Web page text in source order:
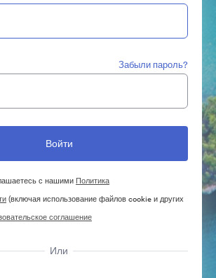
Забыли пароль?
с нашими Политика
(включая использование файлов cookie и других
соглашение
Или